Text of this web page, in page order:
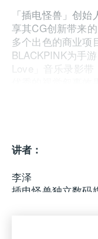
「插电怪兽」创
享其CG创新带来
多个出色的商业项
BLACKPINK为手
Love」音乐录影带
讲者：
李泽
插电怪兽独立数码